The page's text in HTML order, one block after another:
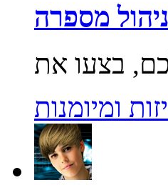
ניהול מספרה
ומיומנות